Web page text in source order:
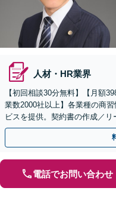
人材・HR業界
【初回相談30分無料】【月額
業数2000社以上】各業種の商
ビスを提供。契約書の作成／
的財産等、お任せください【他
電話でお問い合わせ